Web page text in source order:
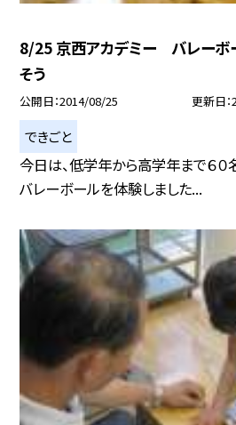
8/25 京西アカデミー バレーボ
そう
公開日 2014/08/25 更新日
できごと
今日は、低学年から高学年まで６
バレーボールを体験しました...